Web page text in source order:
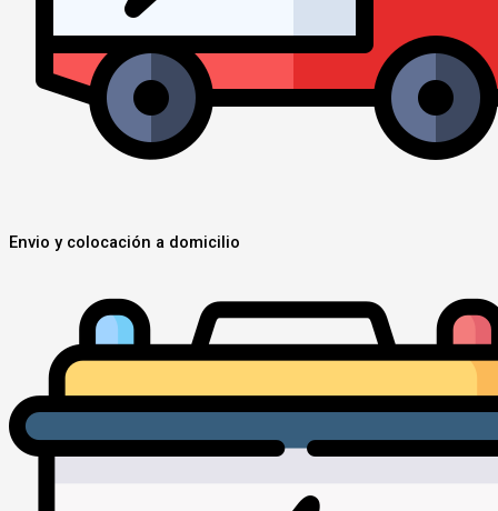
Envio y colocación a domicilio